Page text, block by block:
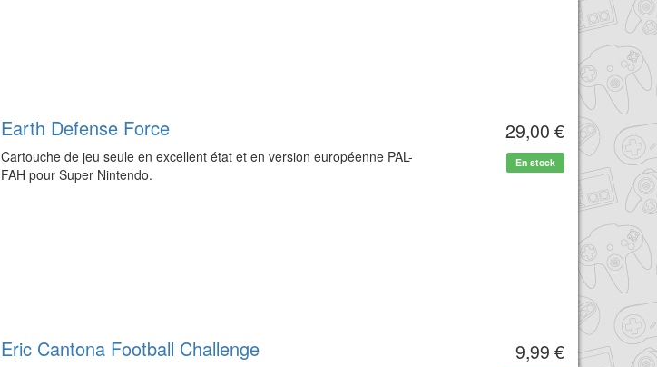
Earth Defense Force
Cartouche de jeu seule en excellent état et en version européenne PAL-
FAH pour Super Nintendo.
29,00 €
En stock
Eric Cantona Football Challenge 9,99 €